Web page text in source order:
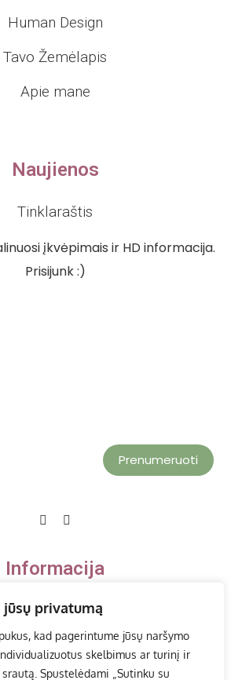
privatumą
kad pagerintume jūsų naršymo
skelbimus ar turinį ir
Spustelėdami „Sutinku su
Human Design
Tavo Žemėlapis
Apie mane
Naujienos
Tinklaraštis
įkvėpimais ir HD informacija.
Prisijunk :)
Prenumeruoti
Informacija
politika
sąlygos, grąžinimas